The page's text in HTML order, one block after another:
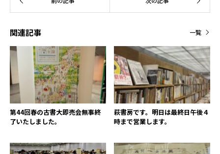
関連記事 一覧
第44回春の古書大即売会無事終
了いたしました。
萩書房です。明日は最終日午後４
時まで営業します。